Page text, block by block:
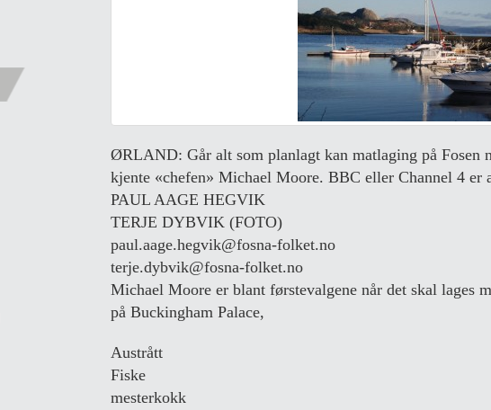
ØRLAND: Går alt som planlagt kan matlaging på Fosen
kjente «chefen» Michael Moore. BBC eller Channel 4 er
PAUL AAGE HEGVIK
TERJE DYBVIK (FOTO)
paul.aage.hegvik@fosna-folket.no
terje.dybvik@fosna-folket.no
Michael Moore er blant førstevalgene når det skal lages
på Buckingham Palace,
Austrått
Fiske
mesterkokk